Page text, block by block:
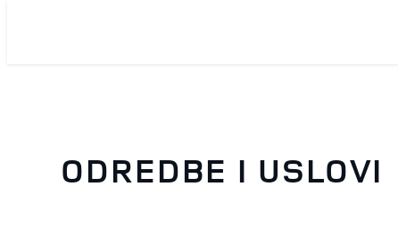
ODREDBE I USLOVI